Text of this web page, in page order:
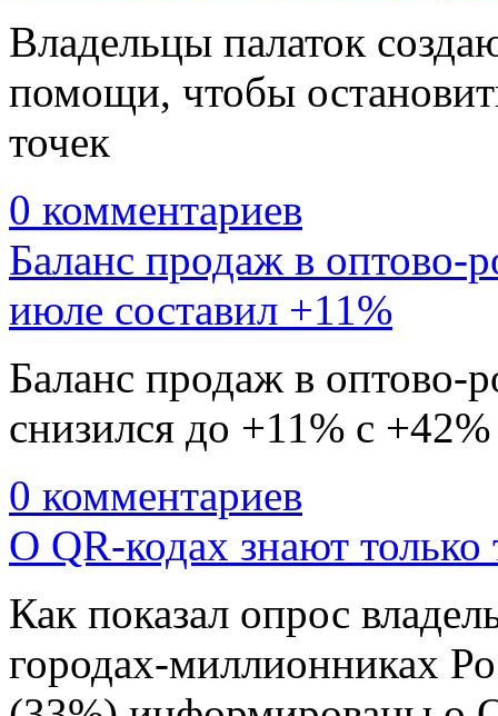
Владельцы палаток
помощи, чтобы
точек
0 комментариев
Баланс продаж в оптово-
июле составил +11%
Баланс продаж в оптово-
снизился до +11% с
0 комментариев
О QR-кодах знают только
Как показал опрос
городах-миллионниках